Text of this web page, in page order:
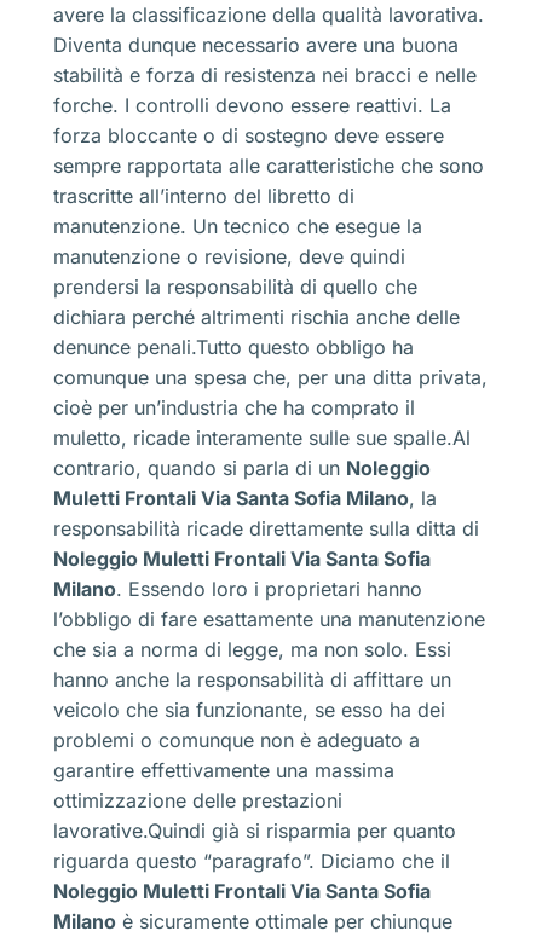
avere la classificazione della qualità lavorativa.
Diventa dunque necessario avere una buona
stabilità e forza di resistenza nei bracci e nelle
forche. I controlli devono essere reattivi. La
forza bloccante o di sostegno deve essere
sempre rapportata alle caratteristiche che sono
trascritte all’interno del libretto di
manutenzione. Un tecnico che esegue la
manutenzione o revisione, deve quindi
prendersi la responsabilità di quello che
dichiara perché altrimenti rischia anche delle
denunce penali.Tutto questo obbligo ha
comunque una spesa che, per una ditta privata,
cioè per un’industria che ha comprato il
muletto, ricade interamente sulle sue spalle.Al
contrario, quando si parla di un Noleggio
Muletti Frontali Via Santa Sofia Milano, la
responsabilità ricade direttamente sulla ditta di
Noleggio Muletti Frontali Via Santa Sofia
Milano. Essendo loro i proprietari hanno
l’obbligo di fare esattamente una manutenzione
che sia a norma di legge, ma non solo. Essi
hanno anche la responsabilità di affittare un
veicolo che sia funzionante, se esso ha dei
problemi o comunque non è adeguato a
garantire effettivamente una massima
ottimizzazione delle prestazioni
lavorative.Quindi già si risparmia per quanto
riguarda questo “paragrafo”. Diciamo che il
Noleggio Muletti Frontali Via Santa Sofia
Milano è sicuramente ottimale per chiunque